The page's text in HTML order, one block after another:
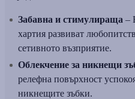
Забавна и стимулираща –
хартия развиват
сетивното възприятие.
Облекчение за никнещи
релефна повърхност
никнещите зъбки.